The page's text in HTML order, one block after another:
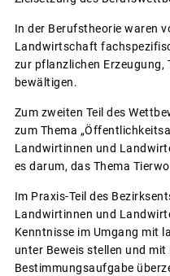
In der Berufstheorie waren
Landwirtschaft
zur pflanzlichen Erzeugung,
bewältigen.
Zum zweiten Teil des
zum Thema
Landwirtinnen und
es darum, das Thema
Im Praxis-Teil des
Landwirtinnen und
Kenntnisse im Umgang mit
unter Beweis stellen und mit
Bestimmungsaufgabe